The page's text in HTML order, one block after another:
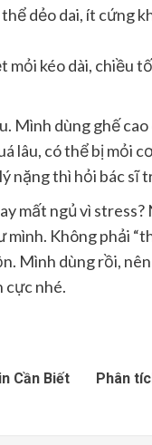
thể dẻo dai, ít cứng
mỏi kéo dài, chiều
Mình dùng ghế
lâu, có thể bị mỏi
nặng thì hỏi bác sĩ
mất ngủ vì
mình. Không phải
Mình dùng rồi,
cực nhé.
Cần Biết
Phân